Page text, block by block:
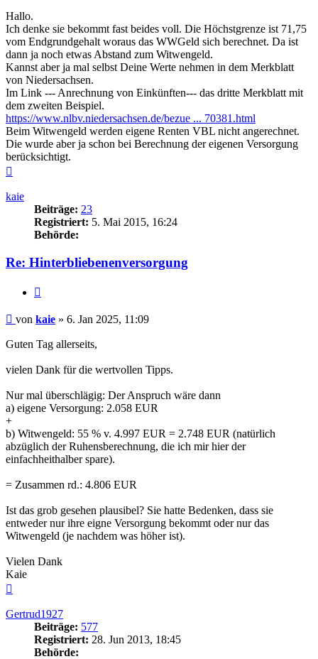
Hallo.
Ich denke sie bekommt fast beides voll. Die Höchstgrenze ist 71,75
vom Endgrundgehalt woraus das WWGeld sich berechnet. Da ist
dann ja noch etwas Abstand zum Witwengeld.
Kannst aber ja mal selbst Deine Werte nehmen in dem Merkblatt
von Niedersachsen.
Im Link --- Anrechnung von Einkünften--- das dritte Merkblatt mit
dem zweiten Beispiel.
https://www.nlbv.niedersachsen.de/bezue ... 70381.html
Beim Witwengeld werden eigene Renten VBL nicht angerechnet.
Die wurde aber ja schon bei Berechnung der eigenen Versorgung
berücksichtigt.
kaie
Beiträge: 23
Registriert: 5. Mai 2015, 16:24
Behörde:
Re: Hinterbliebenenversorgung
Beitrag
von kaie » 6. Jan 2025, 11:09
Guten Tag allerseits,
vielen Dank für die wertvollen Tipps.
Nur mal überschlägig: Der Anspruch wäre dann
a) eigene Versorgung: 2.058 EUR
+
b) Witwengeld: 55 % v. 4.997 EUR = 2.748 EUR (natürlich
abzüglich der Ruhensberechnung, die ich mir hier der
einfachheithalber spare).
= Zusammen rd.: 4.806 EUR
Ist das grob gesehen plausibel? Sie hatte Bedenken, dass sie
entweder nur ihre eigne Versorgung bekommt oder nur das
Witwengeld (je nachdem was höher ist).
Vielen Dank
Kaie
Gertrud1927
Beiträge: 577
Registriert: 28. Jun 2013, 18:45
Behörde: